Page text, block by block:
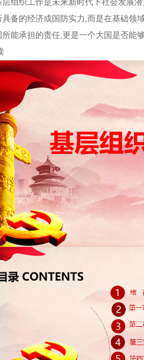
织工作是未来新时代下社会发展潜
具备的经济或国防实力,而是在基础领
能承担的责任,更是一个大国是否能